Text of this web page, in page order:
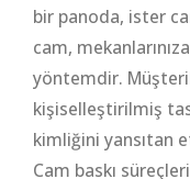
bir panoda, ister
cam,
yöntemdir.
kişiselleştirilmiş
kimliğini yansıtan
Cam baskı